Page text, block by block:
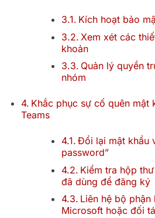
Kích hoạt bảo
Xem xét các
khoản
Quản lý quyền
nhóm
Khắc phục sự cố quên mật
Teams
Đổi lại mật khẩu
password”
Kiểm tra hộp
đã dùng để đăng ký
Liên hệ bộ
Microsoft hoặc đối